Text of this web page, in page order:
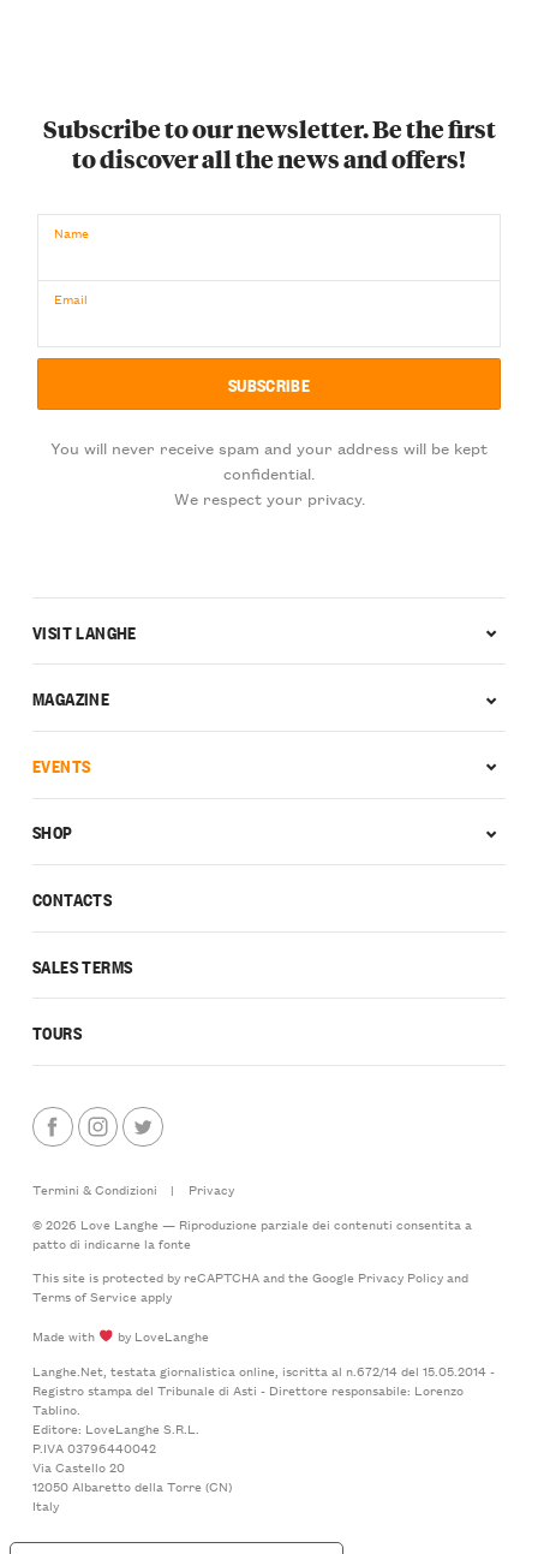
Subscribe to our newsletter. Be the first
to discover all the news and offers!
Name
Email
You will never receive spam and your address will be kept
confidential.
We respect your privacy.
CONTACTS
SALES TERMS
TOURS
VISIT LANGHE
MAGAZINE
EVENTS
SHOP
Termini & Condizioni |
Privacy
© 2026 Love Langhe — Riproduzione parziale dei contenuti consentita a
patto di indicarne la fonte
This site is protected by reCAPTCHA and the Google Privacy Policyand
Terms of Serviceapply
Made with
by LoveLanghe
Langhe.Net, testata giornalistica online, iscritta al n.672/14 del 15.05.2014 -
Registro stampa del Tribunale di Asti - Direttore responsabile: Lorenzo
Tablino.
Editore: LoveLanghe S.R.L.
P.IVA 03796440042
Via Castello 20
12050 Albaretto della Torre (CN)
Italy